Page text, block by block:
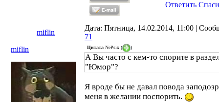
Ответить
miflin
Дата: Пятница, 14.02.2014, 11:00 |
71
miflin
Цитата NePsix ( )
А Вы часто с кем-то спорите в
"Юмор"?
Я вроде бы не давал повода
меня в желании поспорить.